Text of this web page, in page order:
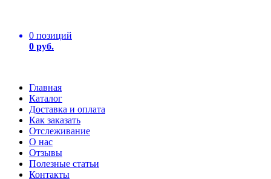
0 позиций
0 руб.
Главная
Каталог
Доставка и оплата
Как заказать
Отслеживание
О нас
Отзывы
Полезные статьи
Контакты